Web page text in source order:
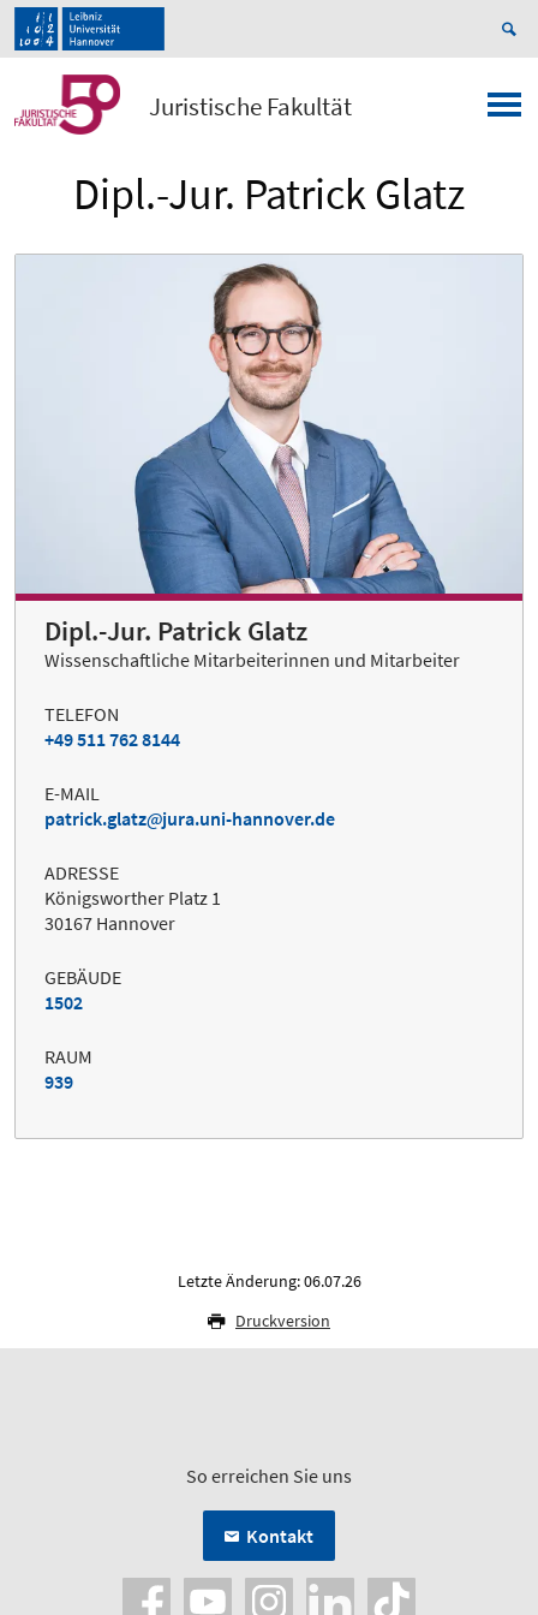
Juristische Fakultät
Dipl.-Jur. Patrick Glatz
Dipl.-Jur. Patrick Glatz
Wissenschaftliche Mitarbeiterinnen und Mitarbeiter
TELEFON
+49 511 762 8144
E-MAIL
patrick.glatz
jura.uni-hannover.de
ADRESSE
Königsworther Platz 1
30167 Hannover
GEBÄUDE
1502
RAUM
939
Letzte Änderung: 06.07.26
Druckversion
So erreichen Sie uns
Kontakt